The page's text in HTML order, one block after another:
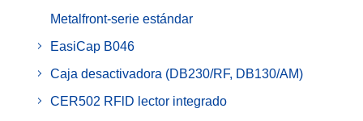
Metalfront-serie estándar
EasiCap B046
Caja desactivadora (DB230/RF, DB130/AM)
CER502 RFlD lector integrado